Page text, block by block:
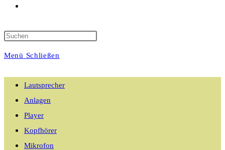
Suche
umschalten
Menü Schließen
Lautsprecher
Anlagen
Player
Kopfhörer
Mikrofon